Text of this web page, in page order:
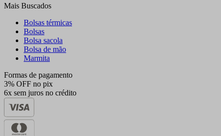
Mais Buscados
Bolsas térmicas
Bolsas
Bolsa sacola
Bolsa de mão
Marmita
Formas de pagamento
3% OFF no pix
6x sem juros no crédito